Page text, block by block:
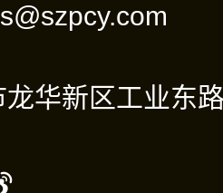
华新区工业东